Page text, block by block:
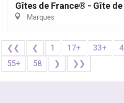
Gîtes de France® - Gîte
Marques
❮❮ ❮ 1 17+ 33+
55+
58 ❯ ❯❯